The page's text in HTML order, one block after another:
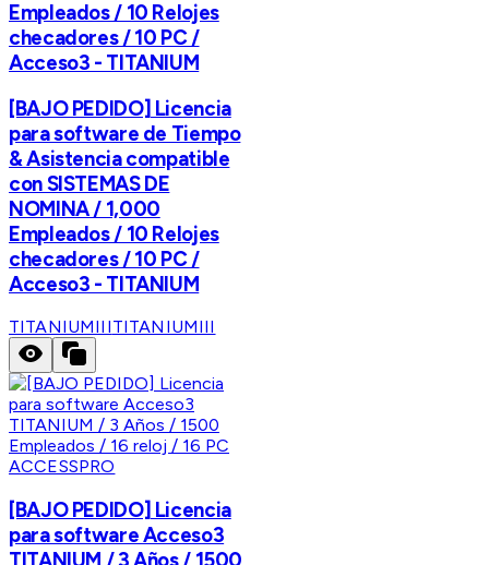
Empleados / 10 Relojes
checadores / 10 PC /
Acceso3 - TITANIUM
[BAJO PEDIDO] Licencia
para software de Tiempo
& Asistencia compatible
con SISTEMAS DE
NOMINA / 1,000
Empleados / 10 Relojes
checadores / 10 PC /
Acceso3 - TITANIUM
TITANIUMIIITITANIUMIII
ACCESSPRO
[BAJO PEDIDO] Licencia
para software Acceso3